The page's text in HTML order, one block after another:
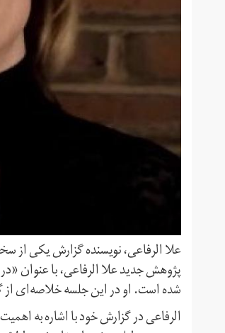
علا الرفاعی، نویسنده گزارش یکی از
پژوهش جدید علا الرفاعی، با عنوان
شده است. او در این جلسه خلاصه‌ای از
الرفاعی در گزارش خود با اشاره به